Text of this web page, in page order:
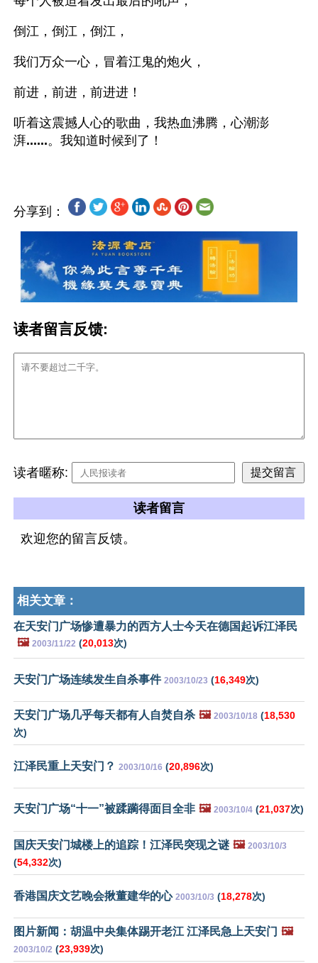
倒江，倒江，倒江，
我们万众一心，冒着江鬼的炮火，
前进，前进，前进进！
听着这震撼人心的歌曲，我热血沸腾，心潮澎
湃......
分享到：
读者留言反馈:
读者暱称:
读者留言
欢迎您的留言反馈。
相关文章：
在天安门广场惨遭暴力的西方人士今天在德国起诉江泽民
🖼️ 2003/11/22 (20,013次)
天安门广场连续发生自杀事件 2003/10/23 (16,349次)
天安门广场几乎每天都有人自焚自杀 🖼️ 2003/10/18 (18,530
次)
江泽民重上天安门？ 2003/10/16 (20,896次)
天安门广场“十一”被蹂躏得面目全非 🖼️ 2003/10/4 (21,037次)
国庆天安门城楼上的追踪！江泽民突现之谜 🖼️ 2003/10/3
(54,332次)
香港国庆文艺晚会揪董建华的心 2003/10/3 (18,278次)
图片新闻：胡温中央集体踢开老江 江泽民急上天安门 🖼️
2003/10/2 (23,939次)